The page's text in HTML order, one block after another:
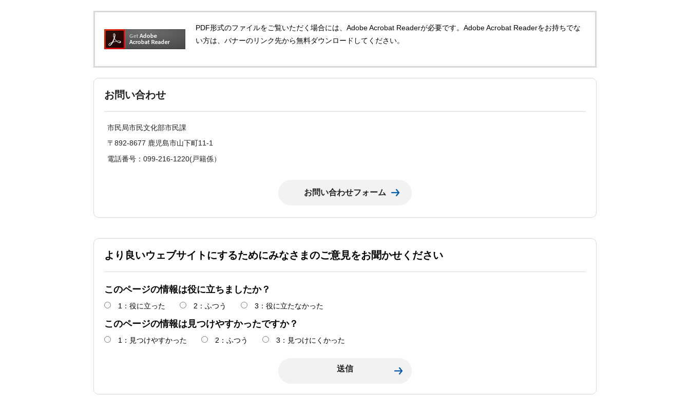
PDF形式のファイルをご覧いただく場合には、Adobe Acrobat Readerが必要です。Adobe Acrobat Readerをお持ちでな
い方は、バナーのリンク先から無料ダウンロードしてください。
お問い合わせ
市民局市民文化部市民課
〒892-8677 鹿児島市山下町11-1
電話番号：099-216-1220(戸籍係）
より良いウェブサイトにするためにみなさまのご意見をお聞かせください
このページの情報は役に立ちましたか？
1：役に立った 2：ふつう 3：役に立たなかった
このページの情報は見つけやすかったですか？
1：見つけやすかった 2：ふつう 3：見つけにくかった